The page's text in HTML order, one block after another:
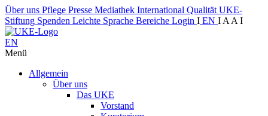
Über uns Pflege Presse Mediathek International Qualität UKE-
Stiftung Spenden Leichte Sprache Bereiche Login I EN I A A I
EN
Menü
Allgemein
Über uns
Das UKE
Vorstand